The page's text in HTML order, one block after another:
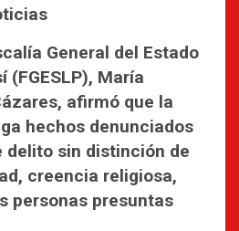
General del Estado
(FGESLP), María
afirmó que la
hechos denunciados
delito sin distinción de
creencia religiosa,
personas presuntas